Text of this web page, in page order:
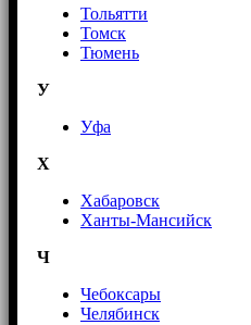
Тольятти
Томск
Тюмень
У
Уфа
Х
Хабаровск
Ханты-Мансийск
Ч
Чебоксары
Челябинск